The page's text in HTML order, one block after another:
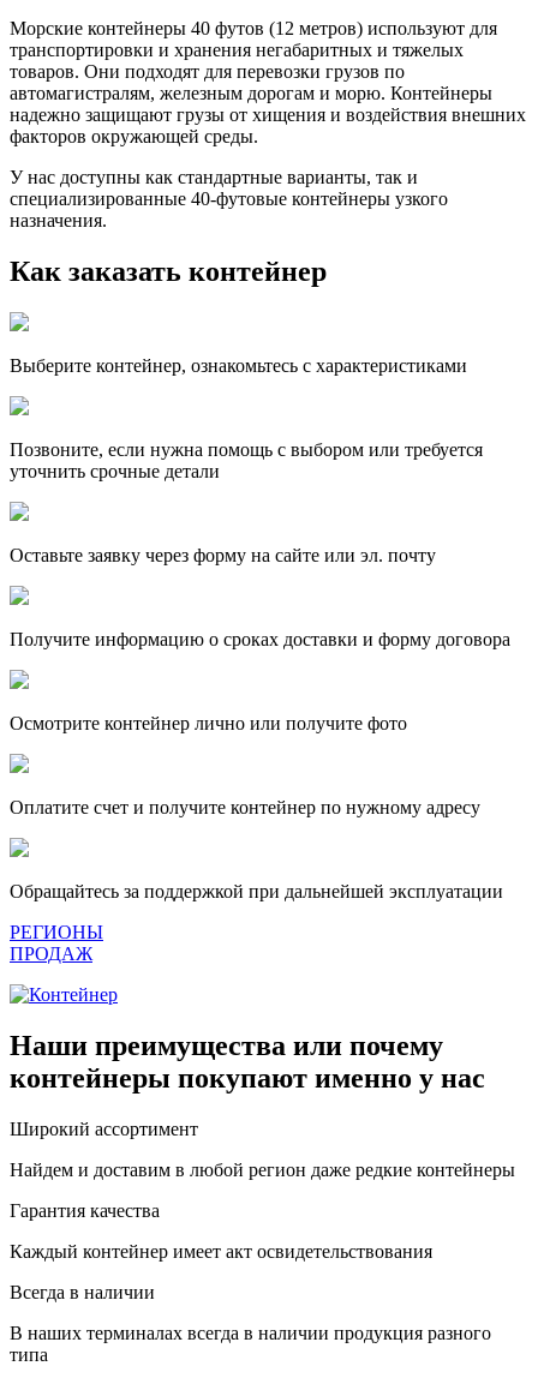
Морские контейнеры 40 футов (12 метров) используют для
транспортировки и хранения негабаритных и тяжелых
товаров. Они подходят для перевозки грузов по
автомагистралям, железным дорогам и морю. Контейнеры
надежно защищают грузы от хищения и воздействия внешних
факторов окружающей среды.
У нас доступны как стандартные варианты, так и
специализированные 40-футовые контейнеры узкого
назначения.
Как заказать контейнер
Выберите контейнер, ознакомьтесь с характеристиками
Позвоните, если нужна помощь с выбором или требуется
уточнить срочные детали
Оставьте заявку через форму на сайте или эл. почту
Получите информацию о сроках доставки и форму договора
Осмотрите контейнер лично или получите фото
Оплатите счет и получите контейнер по нужному адресу
Обращайтесь за поддержкой при дальнейшей эксплуатации
РЕГИОНЫ
ПРОДАЖ
Наши преимущества или почему
контейнеры покупают именно у нас
Широкий ассортимент
Найдем и доставим в любой регион даже редкие контейнеры
Гарантия качества
Каждый контейнер имеет акт освидетельствования
Всегда в наличии
В наших терминалах всегда в наличии продукция разного
типа